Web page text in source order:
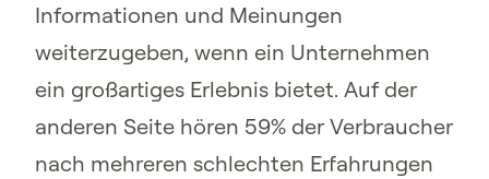
Informationen und Meinungen
weiterzugeben, wenn ein Unternehmen
ein großartiges Erlebnis bietet. Auf der
anderen Seite hören 59% der Verbraucher
nach mehreren schlechten Erfahrungen